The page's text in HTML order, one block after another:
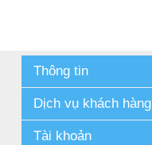
Thông tin
Dịch vụ khách hàng
Tài khoản